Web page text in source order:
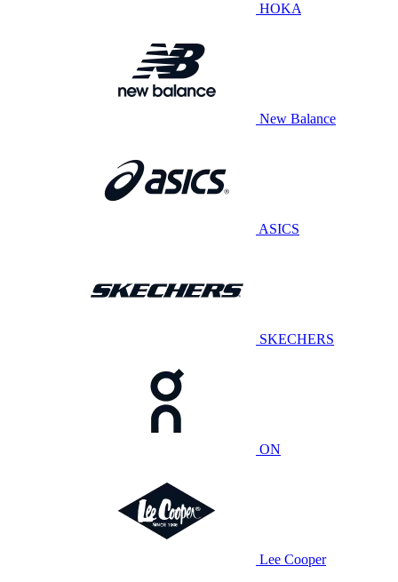
HOKA
New Balance
ASICS
SKECHERS
ON
Lee Cooper